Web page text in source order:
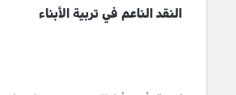
النقد الناعم في تربية الأبناء